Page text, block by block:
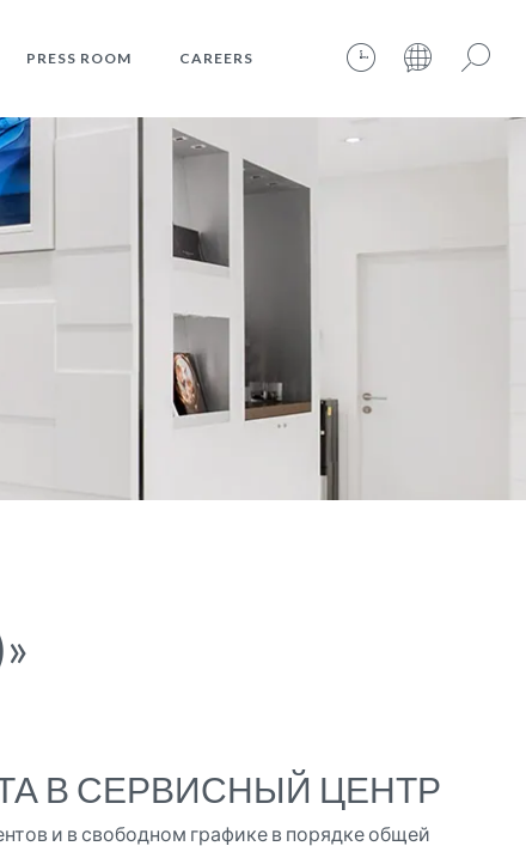
PRESS ROOM CAREERS
– 07:23:44 – INTERNET TIME: @349
Search
В СЕРВИСНЫЙ ЦЕНТР
и в свободном графике в порядке общей